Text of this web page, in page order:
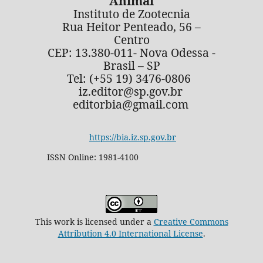
Instituto de Zootecnia
Rua Heitor Penteado, 56 –
Centro
CEP: 13.380-011- Nova Odessa -
Brasil – SP
Tel: (+55 19) 3476-0806
iz.editor@sp.gov.br
editorbia@gmail.com
https://bia.iz.sp.gov.br
ISSN Online: 1981-4100
This work is licensed under a Creative Commons
Attribution 4.0 International License.